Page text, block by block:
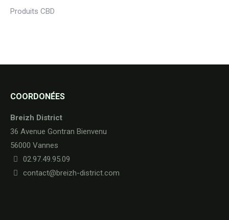
Produits CBD
COORDONÉES
Breizh District
36 Avenue Gontran Bienvenu
56000 Vannes
02.97.49.95.09
contact@breizh-district.com